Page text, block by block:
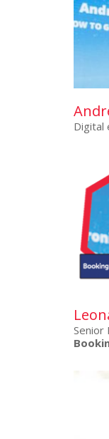
Digital
Senior